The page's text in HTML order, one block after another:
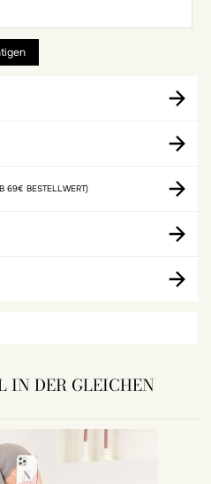
69€ BESTELLWERT)
IN DER GLEICHEN